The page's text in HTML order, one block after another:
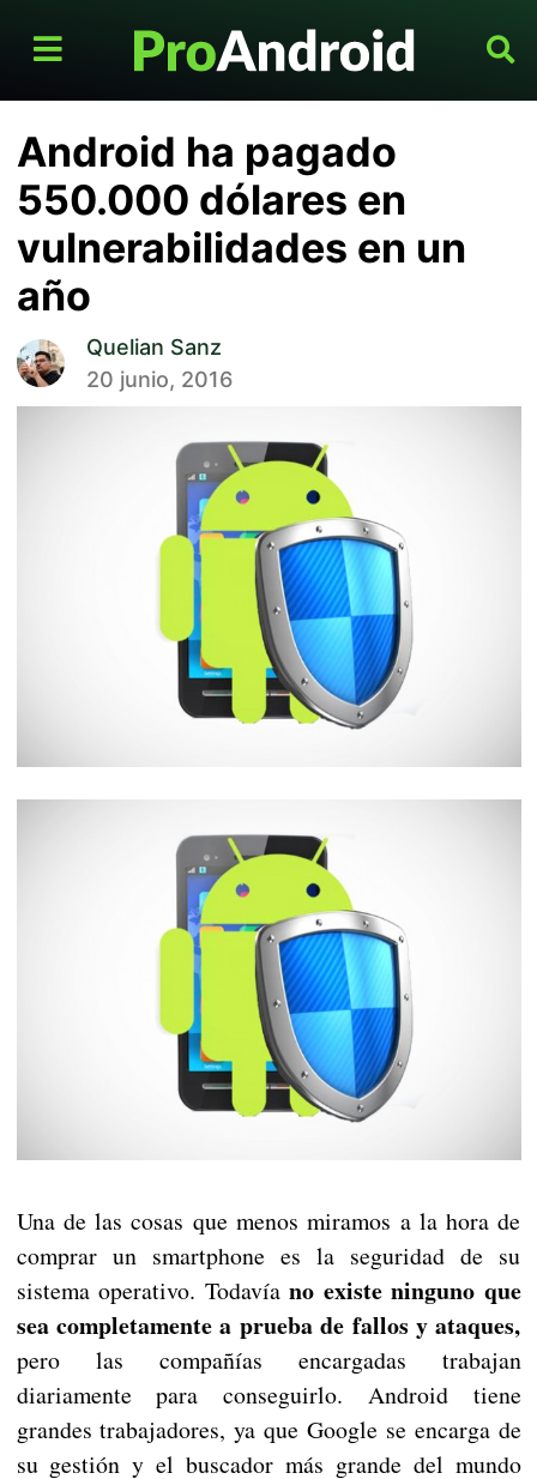
Android ha pagado
550.000 dólares en
vulnerabilidades en un
año
Quelian Sanz
20 junio, 2016
Una de las cosas que menos miramos a la hora de
comprar un smartphone es la seguridad de su
sistema operativo. Todavíano existe ninguno que
sea completamente a prueba de fallos y ataques,
pero las compañías encargadas trabajan
diariamente para conseguirlo. Android tiene
grandes trabajadores, ya que Google se encarga de
su gestión y el buscador más grande del mundo